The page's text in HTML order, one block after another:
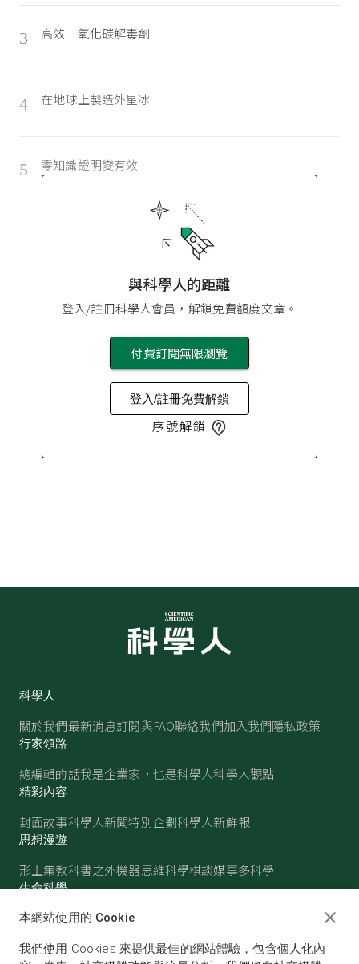
3 高效一氧化碳解毒劑
4 在地球上製造外星冰
5 零知識證明變有效
與科學人的距離
登入/註冊科學人會員，解鎖免費額度文章。
付費訂閱無限瀏覽
登入/註冊免費解鎖
序號解鎖
科學人
關於我們最新消息訂閱與FAQ聯絡我們加入我們隱私政策
行家領路
總編輯的話我是企業家，也是科學人科學人觀點
精彩內容
封面故事科學人新聞特別企劃科學人新鮮報
思想漫遊
形上集教科書之外機器思維科學棋談媒事多科學
生命科學
醫學古生物心理學生態學
本網站使用的 Cookie
我們使用 Cookies 來提供最佳的網站體驗，包含個人化內